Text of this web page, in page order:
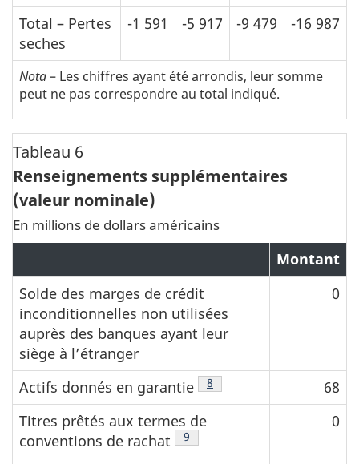
Total – Pertes
seches
-1 591 -5 917 -9 479 -16 987
Nota– Les chiffres ayant été arrondis, leur somme
peut ne pas correspondre au total indiqué.
Tableau 6
Renseignements supplémentaires
(valeur nominale)
En millions de dollars américains
Montant
Solde des marges de crédit
inconditionnelles non utilisées
auprès des banques ayant leur
siège à l’étranger
0
Actifs donnés en garantie Note de bas de page
8
68
Titres prêtés aux termes de
conventions de rachat
Note de bas de page
9
0